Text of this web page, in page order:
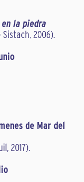
la piedra
Sistach, 2006).
de Mar del
2017).